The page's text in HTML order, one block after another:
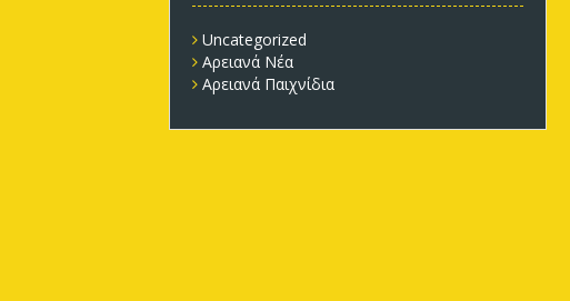
Uncategorized
Αρειανά Νέα
Αρειανά Παιχνίδια